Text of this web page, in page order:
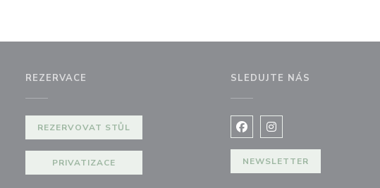
REZERVACE
REZERVOVAT STŮL
PRIVATIZACE
SLEDUJTE NÁS
Facebook ((otevře se v
Instagram ((otevře se
NEWSLETTER